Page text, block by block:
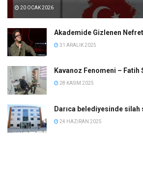
20 OCAK 2026
Akademide Gizlenen
31 ARALIK 2025
Kavanoz Fenomeni – Fatih
28 KASIM 2025
Darıca belediyesinde silah
24 HAZIRAN 2025